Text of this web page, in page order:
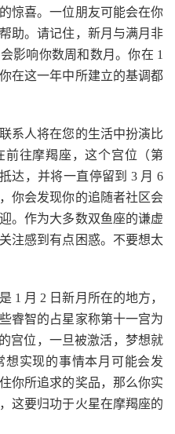
惊喜。一位朋友可能会在你
助。请记住，新月与满月非
影响你数周和数月。你在 1
在这一年中所建立的基调都
系人将在您的生活中扮演比
往摩羯座，这个宫位（第
达，并将一直停留到 3 月 6
你会发现你的追随者社区会
。作为大多数双鱼座的谦虚
注感到有点困惑。不要想太
1 月 2 日新月所在的地方，
睿智的占星家称第十一宫为
宫位，一旦被激活，梦想就
实现的事情本月可能会发
你所追求的奖品，那么你实
这要归功于火星在摩羯座的